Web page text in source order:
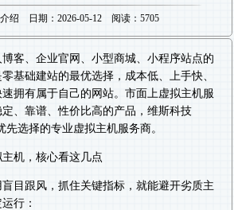
绍 日期：2026-05-12 阅读：5705
客、企业官网、小型商城、小程序站点的
基础建站的最优选择，成本低、上手快、
拥有属于自己的网站。市面上虚拟主机服
、靠谱、性价比高的产品，维斯科技
先选择的专业虚拟主机服务商。
机，核心看这几点
目跟风，抓住关键指标，就能避开劣质主
行：